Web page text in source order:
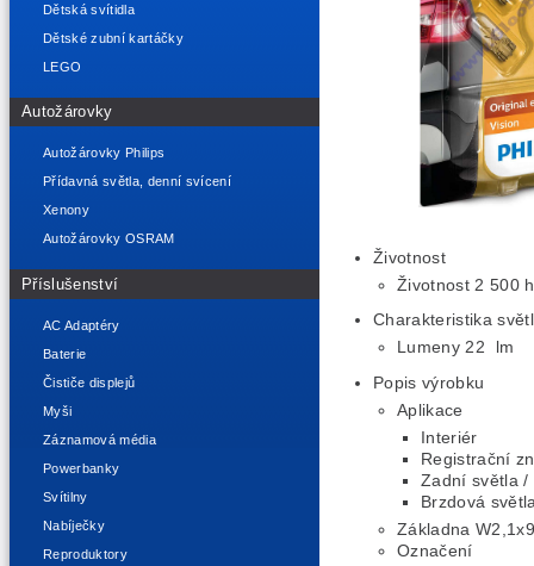
Dětská svítidla
Dětské zubní kartáčky
LEGO
Autožárovky
Autožárovky Philips
Přídavná světla, denní svícení
Xenony
Autožárovky OSRAM
Příslušenství
AC Adaptéry
Baterie
Čističe displejů
Myši
Záznamová média
Powerbanky
Svítilny
Nabíječky
Reproduktory
Životnost
Životnost 2 500 h
Charakteristika
Lumeny 22 lm
Popis výrobku
Aplikace
Interiér
Registrační
Zadní světla /
Brzdová
Základna
Označení